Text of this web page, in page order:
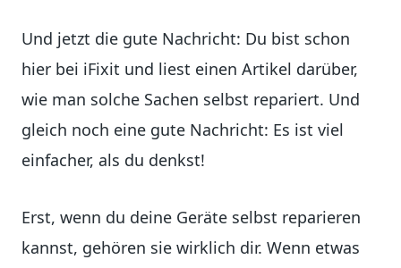
Und jetzt die gute Nachricht: Du bist schon
hier bei iFixit und liest einen Artikel darüber,
wie man solche Sachen selbst repariert. Und
gleich noch eine gute Nachricht: Es ist viel
einfacher, als du denkst!
Erst, wenn du deine Geräte selbst reparieren
kannst, gehören sie wirklich dir. Wenn etwas